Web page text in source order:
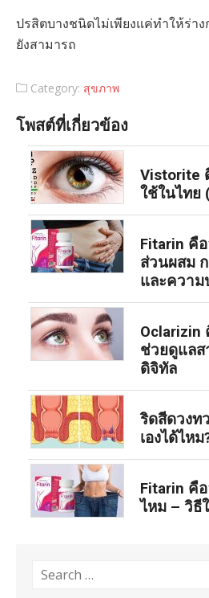
ปรสิตบางชนิดไม่เพียงแค่ทำให้ร่าง
ยังสามารถ
Category: สุขภาพ
โพสต์ที่เกี่ยวข้อง
Vistorite
ใช้ในไทย
Fitarin คือ
ส่วนผสม
และความ
Oclarizin
ช่วยดูแล
ดิจิทัล
ริดสีดวงท
เองได้ไห
Fitarin คื
ไหม – วิธี
Search